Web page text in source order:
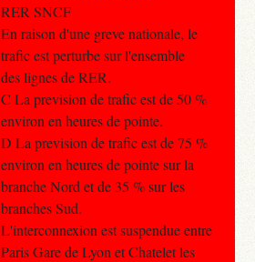
RER SNCF
En raison d'une greve nationale, le
trafic est perturbe sur l'ensemble
des lignes de RER.
C La prevision de trafic est de 50 %
environ en heures de pointe.
D La prevision de trafic est de 75 %
environ en heures de pointe sur la
branche Nord et de 35 % sur les
branches Sud.
L'interconnexion est suspendue entre
Paris Gare de Lyon et Chatelet les